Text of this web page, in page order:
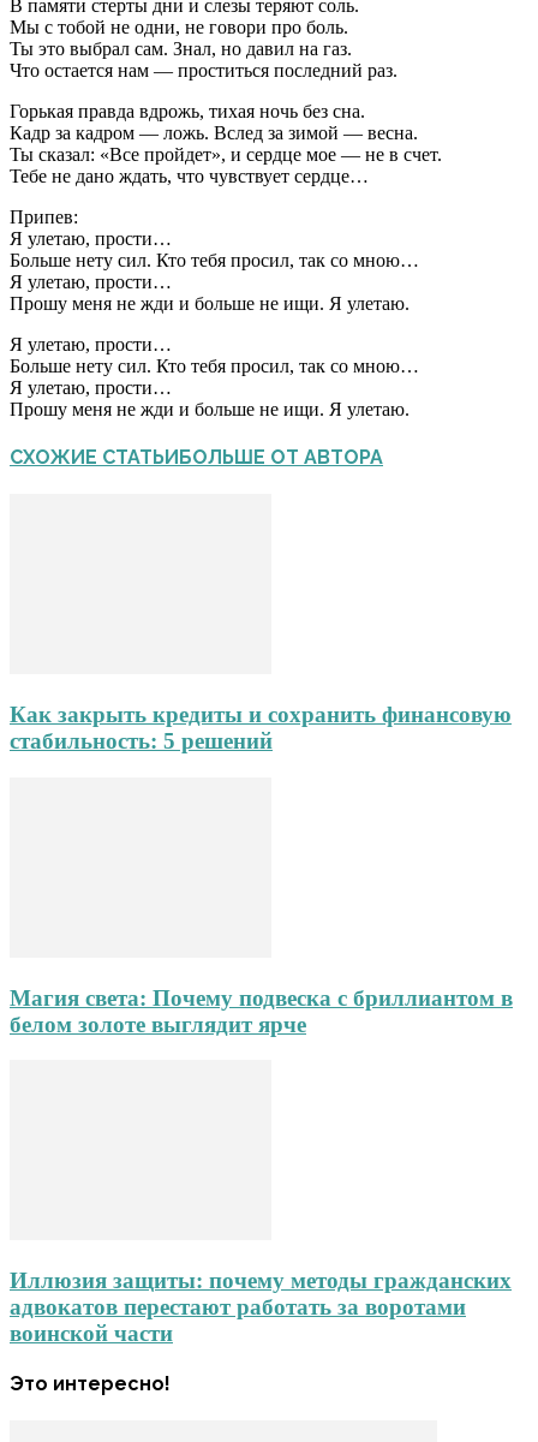
В памяти стерты дни и слезы теряют соль.
Мы с тобой не одни, не говори про боль.
Ты это выбрал сам. Знал, но давил на газ.
Что остается нам — проститься последний раз.
Горькая правда вдрожь, тихая ночь без сна.
Кадр за кадром — ложь. Вслед за зимой — весна.
Ты сказал: «Все пройдет», и сердце мое — не в счет.
Тебе не дано ждать, что чувствует сердце…
Припев:
Я улетаю, прости…
Больше нету сил. Кто тебя просил, так со мною…
Я улетаю, прости…
Прошу меня не жди и больше не ищи. Я улетаю.
Я улетаю, прости…
Больше нету сил. Кто тебя просил, так со мною…
Я улетаю, прости…
Прошу меня не жди и больше не ищи. Я улетаю.
СХОЖИЕ СТАТЬИБОЛЬШЕ ОТ АВТОРА
Как закрыть кредиты и сохранить финансовую
стабильность: 5 решений
Магия света: Почему подвеска с бриллиантом в
белом золоте выглядит ярче
Иллюзия защиты: почему методы гражданских
адвокатов перестают работать за воротами
воинской части
Это интересно!